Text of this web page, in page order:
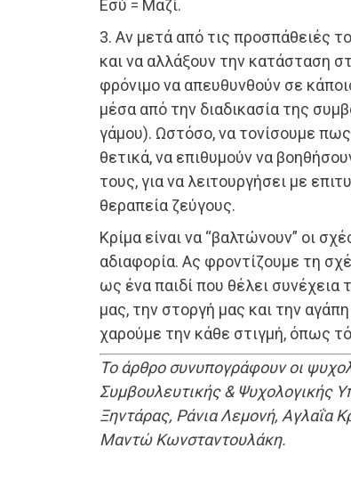
Εσύ = Μαζί.
3. Αν μετά από τις προσπάθειές
και να αλλάξουν την κατάσταση
φρόνιμο να απευθυνθούν σε
μέσα από την διαδικασία της
γάμου). Ωστόσο, να τονίσουμε πως
θετικά, να επιθυμούν να
τους, για να λειτουργήσει με
θεραπεία ζεύγους.
Κρίμα είναι να “βαλτώνουν” οι
αδιαφορία. Ας φροντίζουμε τη
ως ένα παιδί που θέλει συνέχεια
μας, την στοργή μας και την
χαρούμε την κάθε στιγμή, όπως
Το άρθρο συνυπογράφουν οι
Συμβουλευτικής & Ψυχολογικής
Ξηντάρας, Ράνια Λεμονή, Αγλαΐα
Μαντώ Κωνσταντουλάκη.